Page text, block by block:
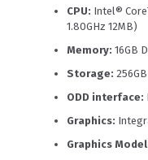
CPU: Intel®
1.80GHz 12MB)
Memory: 16GB
Storage:
ODD interface:
Graphics:
Graphics